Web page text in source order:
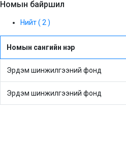
Номын байршил
Нийт ( 2 )
Номын сангийн нэр
Эрдэм шинжилгээний фонд
Эрдэм шинжилгээний фонд